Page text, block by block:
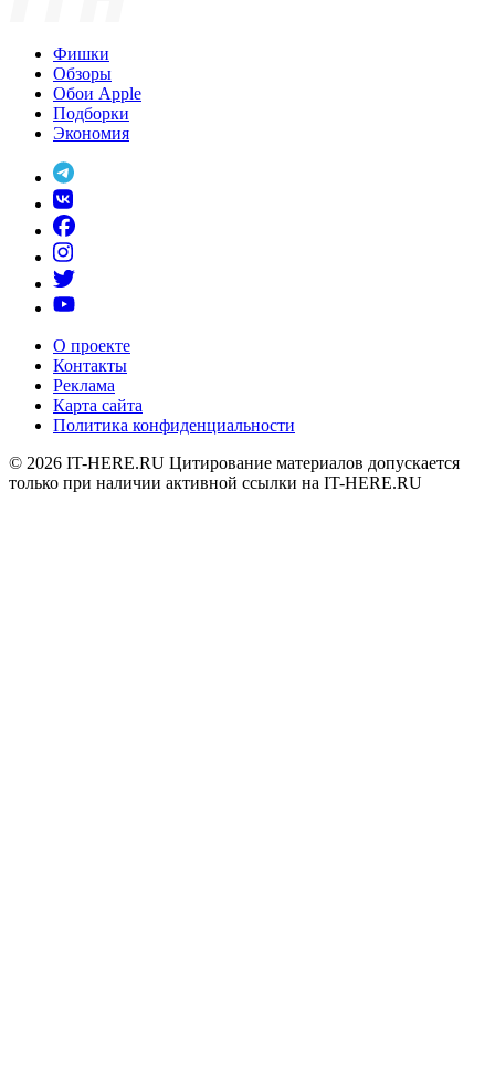
Фишки
Обзоры
Обои Apple
Подборки
Экономия
О проекте
Контакты
Реклама
Карта сайта
Политика конфиденциальности
© 2026 IT-HERE.RU Цитирование материалов допускается
только при наличии активной ссылки на IT-HERE.RU